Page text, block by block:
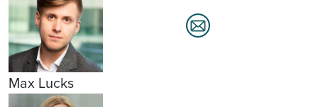
Max Lucks